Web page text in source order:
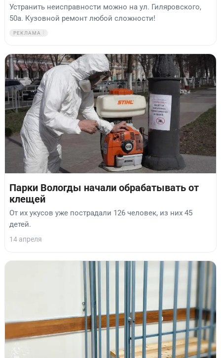
Устранить неисправности можно на ул. Гиляровского,
50а. Кузовной ремонт любой сложности!
РЕКЛАМА
Парки Вологды начали обрабатывать от
клещей
От их укусов уже пострадали 126 человек, из них 45
детей.
14 апреля